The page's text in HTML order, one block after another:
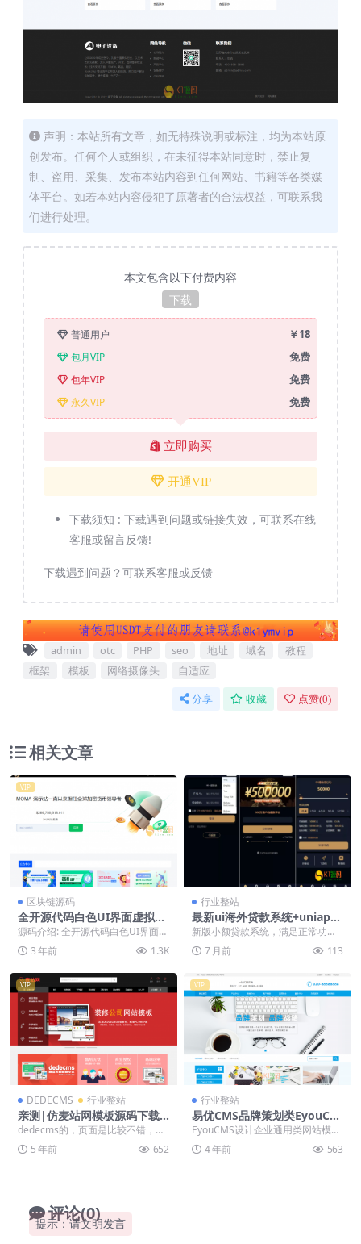
声明：本站所有文章，如无特殊说明或标注，均为本站原
创发布。任何个人或组织，在未征得本站同意时，禁止复
制、盗用、采集、发布本站内容到任何网站、书籍等各类媒
体平台。如若本站内容侵犯了原著者的合法权益，可联系我
们进行处理。
本文包含以下付费内容
下载
普通用户 ￥18
包月VIP 免费
包年VIP 免费
永久VIP 免费
立即购买
开通VIP
下载须知 : 下载遇到问题或链接失效，可联系在线
客服或留言反馈!
下载遇到问题？可联系客服或反馈
admin otc PHP seo 地址 域名
教程
框架
模板 网络摄像头 自适应
分享 收藏 点赞(0)
相关文章
VIP
区块链源码
全开源代码白色UI界面虚拟币
交易所源码,USDT/BTC加密货
币交易所平台,虚拟币微交易币
币合约交易
源码介绍: 全开源代码白色UI界面虚
拟币交易所系统源码，USDT/BTC
加密货币...
3 年前 1.3K
行业整站
最新ui海外贷款系统+uniapp
前端贷款源码+海外小额贷款
系统+客服系统【多语言海外
贷款系统】
新版小额贷款系统，满足正常功能
需求支持多个综合使用功能 前端使
用uniapp开发...
7 月前 113
VIP
DEDECMS 行业整站
亲测|仿麦站网模板源码下载
+视频教程|源码下载
dedecms的，页面是比较不错，但
是我测试非常慢，非常卡，不知道
是我这边网络问...
5 年前 652
VIP
行业整站
易优CMS品牌策划类EyouCM
S设计企业通用类网站模板源
码下载「亲测源码」
EyouCMS设计企业通用类网站模
板，易优CMS品牌策划类企业网站
模板。适用于 ...
4 年前 563
评论(0)
提示：请文明发言